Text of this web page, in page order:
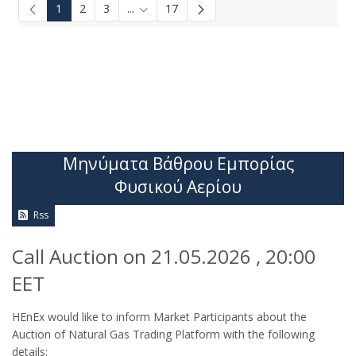
1 2 3 ... Ενδιάμεσες σελίδες Use TAB to navigate.
17
Μηνύματα Βάθρου Εμπορίας
Φυσικού Αερίου
Rss
Call Auction on 21.05.2026 , 20:00
EET
HEnEx would like to inform Market Participants about the
Auction of Natural Gas Trading Platform with the following
details: